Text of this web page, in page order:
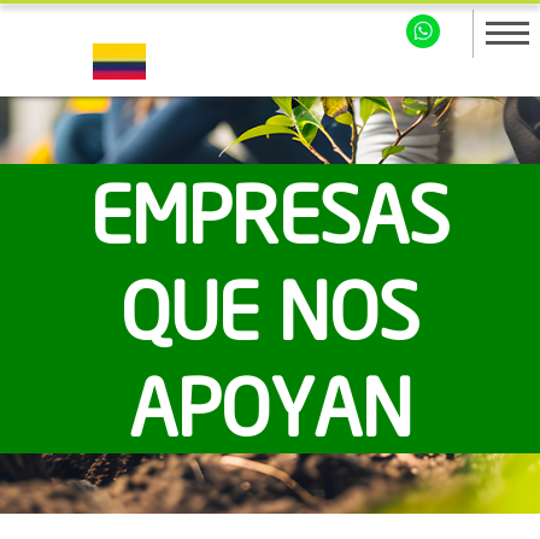
EMPRESAS
QUE NOS
APOYAN